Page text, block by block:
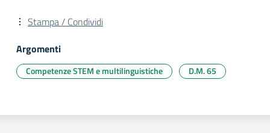
Stampa / Condividi
Argomenti
Competenze STEM e multilinguistiche D.M. 65